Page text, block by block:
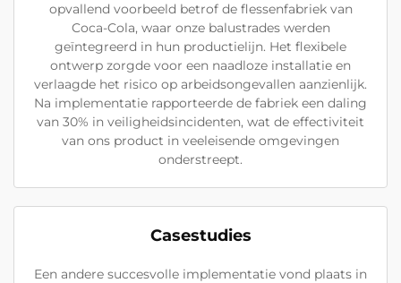
opvallend voorbeeld betrof de flessenfabriek van
Coca-Cola, waar onze balustrades werden
geïntegreerd in hun productielijn. Het flexibele
ontwerp zorgde voor een naadloze installatie en
verlaagde het risico op arbeidsongevallen aanzienlijk.
Na implementatie rapporteerde de fabriek een daling
van 30% in veiligheidsincidenten, wat de effectiviteit
van ons product in veeleisende omgevingen
onderstreept.
Casestudies
Een andere succesvolle implementatie vond plaats in